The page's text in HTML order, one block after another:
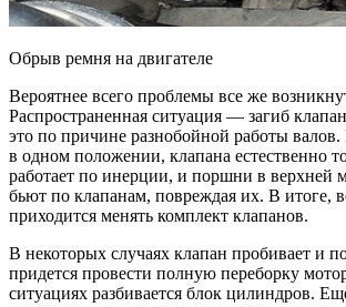
Обрыв ремня на двигателе
Вероятнее всего проблемы все же
Распространенная ситуация — загиб
это по причине разнобойной работы валов.
в одном положении, клапана естественно
работает по инерции, и поршни в верхней
бьют по клапанам, повреждая их. В итоге,
приходится менять комплект клапанов.
В некоторых случаях клапан пробивает и
придется провести полную переборку
ситуациях разбивается блок цилиндров.